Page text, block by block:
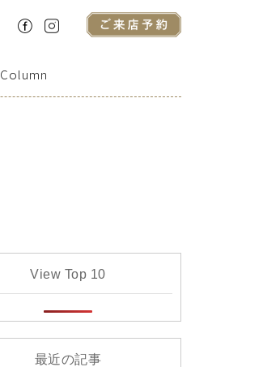
Column
View Top 10
最近の記事